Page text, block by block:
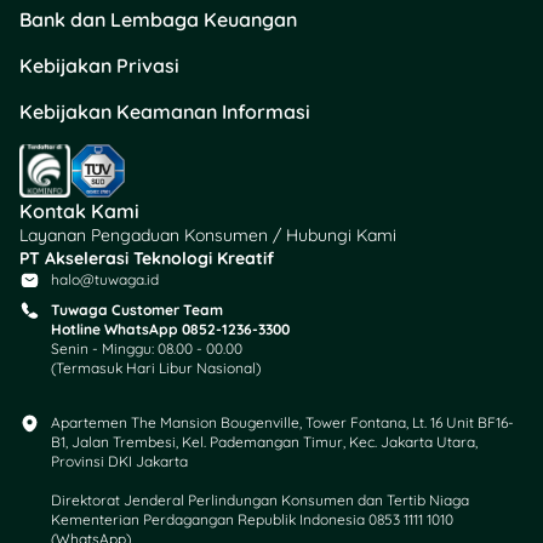
dan siap menghadapi
Flowy Dress
Bank dan Lembaga Keuangan
Kebijakan Privasi
Kebijakan Keamanan Informasi
Kontak Kami
Layanan Pengaduan Konsumen / Hubungi Kami
PT Akselerasi Teknologi Kreatif
halo@tuwaga.id
Tuwaga Customer Team
Hotline WhatsApp 0852-1236-3300
Senin - Minggu: 08.00 - 00.00
(Termasuk Hari Libur Nasional)
Apartemen The Mansion Bougenville, Tower Fontana, Lt. 16 Unit BF16-
B1, Jalan Trembesi, Kel. Pademangan Timur, Kec. Jakarta Utara,
Provinsi DKI Jakarta
Direktorat Jenderal Perlindungan Konsumen dan Tertib Niaga
Kementerian Perdagangan Republik Indonesia 0853 1111 1010
(WhatsApp)​